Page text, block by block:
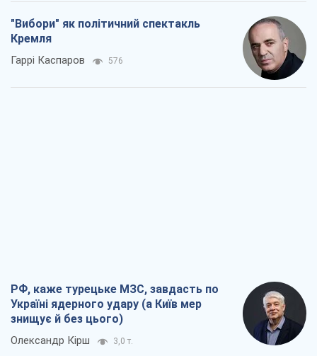
"Вибори" як політичний спектакль
Кремля
Гаррі Каспаров 576
РФ, каже турецьке МЗС, завдасть по
Україні ядерного удару (а Київ мер
знищує й без цього)
Олександр Кірш 3,0 т.